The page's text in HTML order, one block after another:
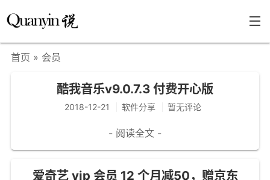
文章分类
学海泛舟
首页 » 会员
酷我音乐v9.0.7.3 付费开心版
2018-12-21 软件分享 暂无评论
- 阅读全文 -
爱奇艺 vip 会员 12 个月减50，赠京东